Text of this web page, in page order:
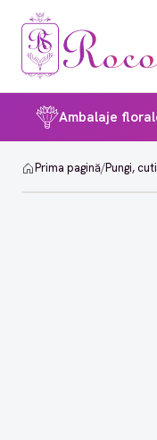
Ambalaje
Prima pagină/Pungi,